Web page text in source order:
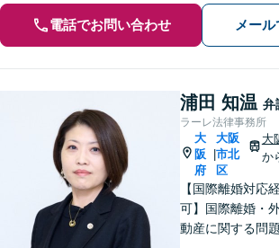
電話でお問い合わせ メー
浦田 知温 弁
ラーレ法律事務所
大
阪
府
大阪
市北
区
大
か
【国際離婚対応
可】国際離婚・
動産に関する問